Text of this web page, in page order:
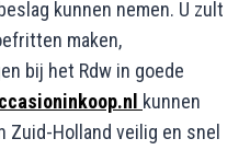
kunnen nemen. U zult
maken,
bij het Rdw in goede
kunnen
Zuid-Holland veilig en snel